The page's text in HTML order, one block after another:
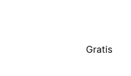
Gratis